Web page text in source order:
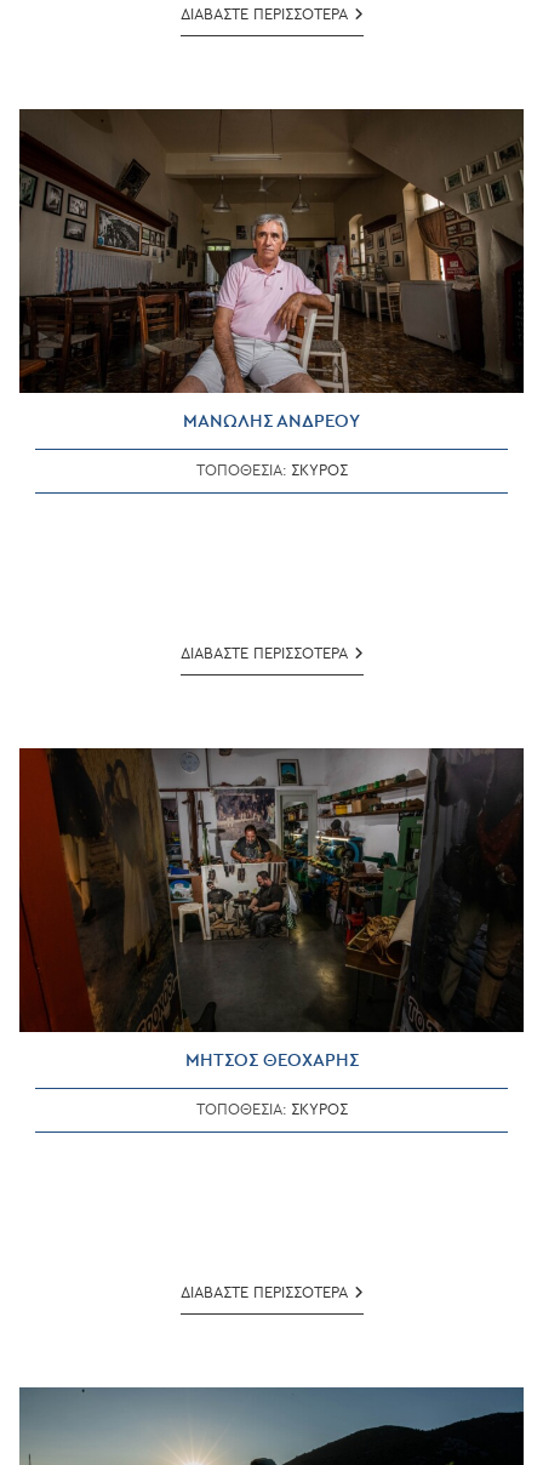
ΔΙΑΒΑΣΤΕ ΠΕΡΙΣΣΟΤΕΡΑΜΗΤΣΟΣ
ΜΑΝΩΛΑΚΗΣ
ΜΑΝΩΛΗΣ ΑΝΔΡΕΟΥ
ΤΟΠΟΘΕΣΙΑ: ΣΚΥΡΟΣ
ΔΙΑΒΑΣΤΕ ΠΕΡΙΣΣΟΤΕΡΑΜΑΝΩΛΗΣ
ΑΝΔΡΕΟΥ
ΜΗΤΣΟΣ ΘΕΟΧΑΡΗΣ
ΤΟΠΟΘΕΣΙΑ: ΣΚΥΡΟΣ
ΔΙΑΒΑΣΤΕ ΠΕΡΙΣΣΟΤΕΡΑΜΗΤΣΟΣ
ΘΕΟΧΑΡΗΣ